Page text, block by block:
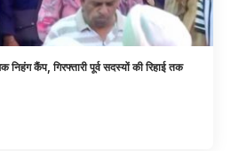
निहंग कैंप, गिरफ्तारी पूर्व सदस्यों की रिहाई तक